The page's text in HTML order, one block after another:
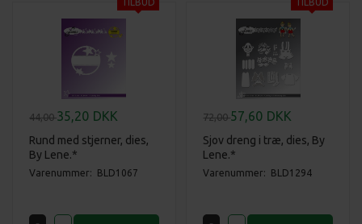
44,0035,20 DKK
Rund med stjerner, dies,
By Lene.*
Varenummer: BLD1067
72,0057,60 DKK
Sjov dreng i træ, dies, By
Lene.*
Varenummer: BLD1294